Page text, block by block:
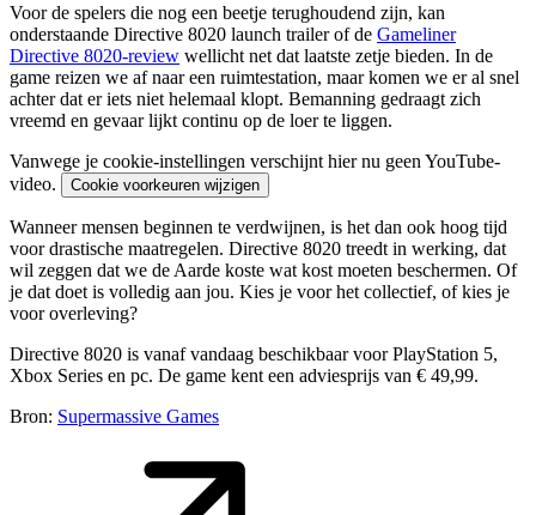
Voor de spelers die nog een beetje terughoudend zijn, kan
onderstaande Directive 8020 launch trailer of de Gameliner
Directive 8020-review wellicht net dat laatste zetje bieden. In de
game reizen we af naar een ruimtestation, maar komen we er al snel
achter dat er iets niet helemaal klopt. Bemanning gedraagt zich
vreemd en gevaar lijkt continu op de loer te liggen.
Vanwege je cookie-instellingen verschijnt hier nu geen YouTube-
video.
Cookie voorkeuren wijzigen
Wanneer mensen beginnen te verdwijnen, is het dan ook hoog tijd
voor drastische maatregelen. Directive 8020 treedt in werking, dat
wil zeggen dat we de Aarde koste wat kost moeten beschermen. Of
je dat doet is volledig aan jou. Kies je voor het collectief, of kies je
voor overleving?
Directive 8020 is vanaf vandaag beschikbaar voor PlayStation 5,
Xbox Series en pc. De game kent een adviesprijs van € 49,99.
Bron: Supermassive Games